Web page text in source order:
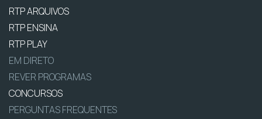
RTP ARQUIVOS
RTP ENSINA
RTP PLAY
EM DIRETO
REVER PROGRAMAS
CONCURSOS
PERGUNTAS FREQUENTES